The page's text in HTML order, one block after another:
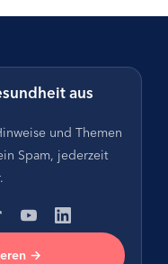
aus
und Themen
Spam, jederzeit
→